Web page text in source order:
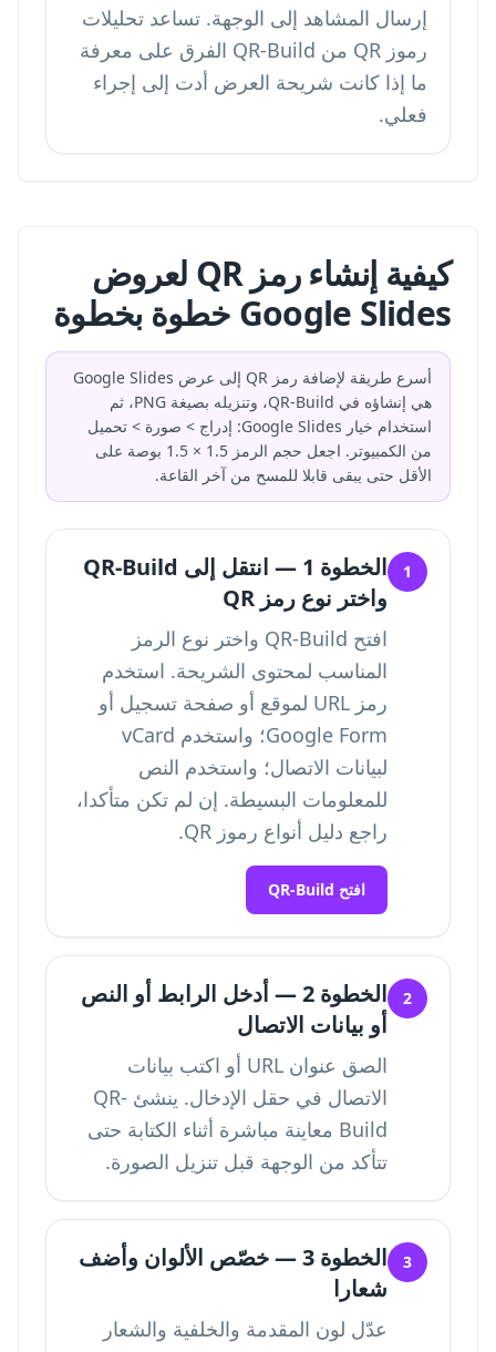
إرسال المشاهد إلى الوجهة. تساعد تحليلات
رموز QR
من QR-Build الفرق على معرفة
ما إذا كانت شريحة العرض أدت إلى إجراء
فعلي.
كيفية إنشاء رمز QR لعروض
Google Slides خطوة بخطوة
أسرع طريقة لإضافة رمز QR إلى عرض Google Slides
هي إنشاؤه في QR-Build، وتنزيله بصيغة PNG، ثم
استخدام خيار Google Slides: إدراج > صورة > تحميل
من الكمبيوتر. اجعل حجم الرمز 1.5 × 1.5 بوصة على
الأقل حتى يبقى قابلا للمسح من آخر القاعة.
1
الخطوة 1 — انتقل إلى QR-Build
واختر نوع رمز QR
افتح QR-Build واختر نوع الرمز
المناسب لمحتوى الشريحة. استخدم
رمز URL لموقع أو صفحة تسجيل أو
Google Form؛ واستخدم vCard
لبيانات الاتصال؛ واستخدم النص
للمعلومات البسيطة. إن لم تكن متأكدا،
راجع دليل أنواع رموز QR .
افتح QR-Build
2
الخطوة 2 — أدخل الرابط أو النص
أو بيانات الاتصال
الصق عنوان URL أو اكتب بيانات
الاتصال في حقل الإدخال. ينشئ QR-
Build معاينة مباشرة أثناء الكتابة حتى
تتأكد من الوجهة قبل تنزيل الصورة.
3
الخطوة 3 — خصّص الألوان وأضف
شعارا
عدّل لون المقدمة والخلفية والشعار